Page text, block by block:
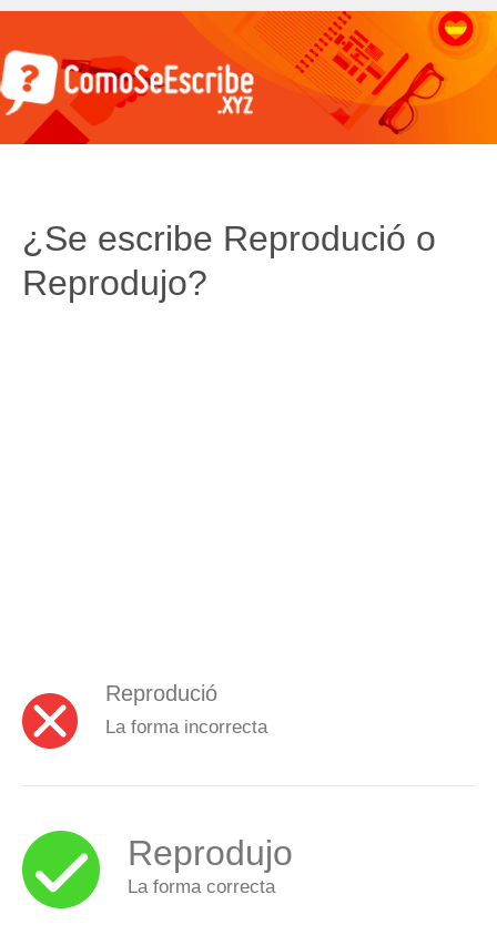
¿Se escribe Reprodució o
Reprodujo?
Reprodució
La forma incorrecta
Reprodujo
La forma correcta